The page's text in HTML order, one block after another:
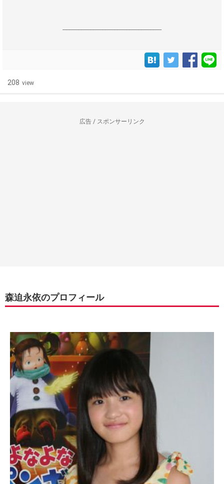
------------------------------------------------------------------
208 view
広告 / スポンサーリンク
森迫永依のプロフィール